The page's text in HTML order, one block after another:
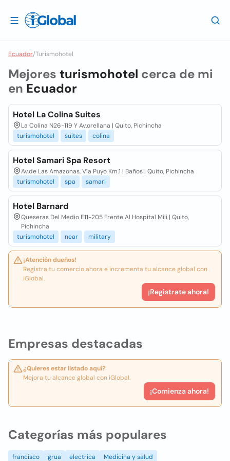
Ecuador/Turismohotel
Empresas destacadas
¿Quieres estar listado aquí?
Mejora tu alcance global con iGlobal.
¡Comienza ahora!
Mejores turismohotel cerca de mi
en Ecuador
Hotel La Colina Suites
La Colina N26-119 Y Av.orellana | Quito, Pichincha
turismohotel
suites colina
Hotel Samari Spa Resort
Av.de Las Amazonas, Vía Puyo Km.1 | Baños | Quito, Pichincha
turismohotel
spa samari
Hotel Barnard
Queseras Del Medio E11-205 Frente Al Hospital Mili | Quito,
Pichincha
turismohotel
near military
¡Atención dueños!
Registra tu comercio ahora e incrementa tu alcance global con
iGlobal.
¡Registrate ahora!
Categorías más populares
francisco grua electrica Medicina y salud